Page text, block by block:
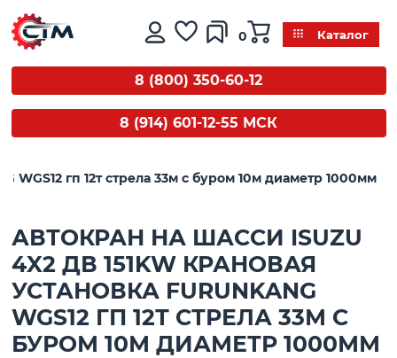
0 Каталог
8 (800) 350-60-12
8 (914) 601-12-55 МСК
WGS12 гп 12т стрела 33м с буром 10м диаметр 1000мм
АВТОКРАН НА ШАССИ ISUZU
4X2 ДВ 151KW КРАНОВАЯ
УСТАНОВКА FURUNKANG
WGS12 ГП 12Т СТРЕЛА 33М С
БУРОМ 10М ДИАМЕТР 1000ММ